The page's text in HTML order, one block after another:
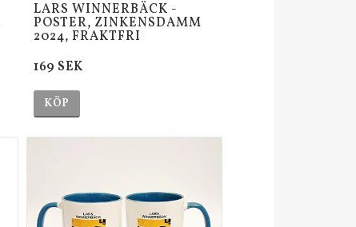
LARS WINNERBÄCK -
POSTER, ZINKENSDAMM
2024, FRAKTFRI
169 SEK
KÖP